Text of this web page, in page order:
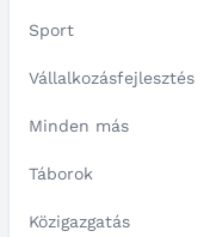
Sport
Vállalkozásfejlesztés
Minden más
Táborok
Közigazgatás